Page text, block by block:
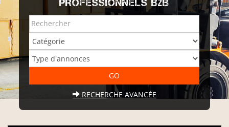
PROFESSIONNELS B2B
RECHERCHE AVANCÉE